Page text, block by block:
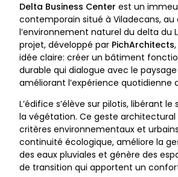
Delta Business Center est un
contemporain situé à Viladecans,
l’environnement naturel du delta du
projet, développé par PichArchitects
idée claire: créer un bâtiment
durable qui dialogue avec le
améliorant l’expérience quotidienne
L’édifice s’élève sur pilotis, libérant
la végétation. Ce geste architectural
critères environnementaux et
continuité écologique, améliore la
des eaux pluviales et génère des
de transition qui apportent un